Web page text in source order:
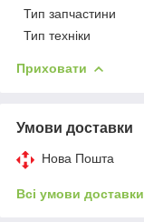
Тип запчастини
Тип техніки
Приховати
Умови доставки
Нова Пошта
Всі умови доставки